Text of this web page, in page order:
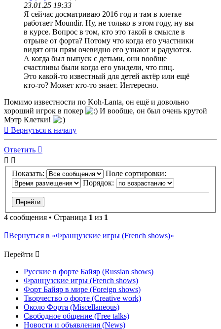
23.01.25 19:33
Я сейчас досматриваю 2016 год и там в клетке
работает Moundir. Ну, не только в этом году, ну вы
в курсе. Вопрос в том, кто это такой в смысле в
отрыве от форта? Потому что когда его участники
видят они прям очевидно его узнают и радуются.
А когда был выпуск с детьми, они вообще
счастливы были когда его увидели, что ппц.
Это какой-то известный для детей актёр или ещё
кто-то? Может кто-то знает. Интересно.
Помимо известности по Koh-Lanta, он ещё и довольно
хороший игрок в покер
И вообще, он был очень крутой
Мэтр Клетки!
Вернуться к началу
Ответить
Показать:
Поле сортировки:
Порядок:
4 сообщения • Страница 1 из 1
Вернуться в «Французские игры (French shows)»
Перейти
Русские в форте Байяр (Russian shows)
Французские игры (French shows)
Форт Байяр в мире (Foreign shows)
Творчество о форте (Creative work)
Около Форта (Miscellaneous)
Свободное общение (Free talks)
Новости и объявления (News)